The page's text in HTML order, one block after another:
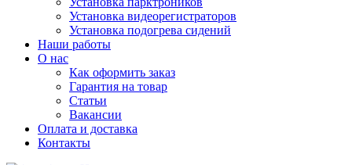
Установка видеорегистраторов
Установка подогрева сидений
Наши работы
О нас
Как оформить заказ
Гарантия на товар
Статьи
Вакансии
Оплата и доставка
Контакты